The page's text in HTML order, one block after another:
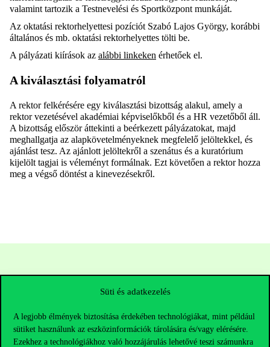
Süti és adatkezelés
A legjobb élmények biztosítása érdekében technológiákat, mint például
sütiket használunk az eszközinformációk tárolására és/vagy elérésére.
Ezekhez a technológiákhoz való hozzájárulás lehetővé teszi számunkra
valamint tartozik a Testnevelési és Sportközpont munkáját.
Az oktatási rektorhelyettesi pozíciót Szabó Lajos György, korábbi
általános és mb. oktatási rektorhelyettes tölti be.
A pályázati kiírások az alábbi linkeken érhetőek el.
A kiválasztási folyamatról
A rektor felkérésére egy kiválasztási bizottság alakul, amely a
rektor vezetésével akadémiai képviselőkből és a HR vezetőből áll.
A bizottság először áttekinti a beérkezett pályázatokat, majd
meghallgatja az alapkövetelményeknek megfelelő jelöltekkel, és
ajánlást tesz. Az ajánlott jelöltekről a szenátus és a kuratórium
kijelölt tagjai is véleményt formálnak. Ezt követően a rektor hozza
meg a végső döntést a kinevezésekről.